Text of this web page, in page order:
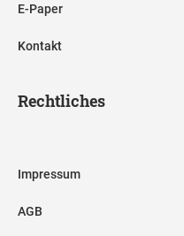
E-Paper
Kontakt
Rechtliches
Impressum
AGB